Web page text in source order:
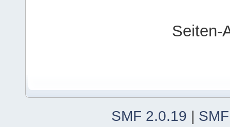
Seiten-
SMF 2.0.19